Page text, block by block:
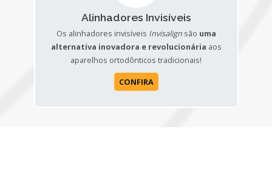
Alinhadores Invisíveis
Os alinhadores invisíveis Invisalignsão uma
alternativa inovadora e revolucionária aos
aparelhos ortodônticos tradicionais!
CONFIRA